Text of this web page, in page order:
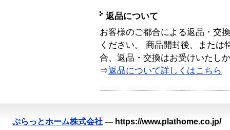
返品について
お客様のご都合による返品・交
ください。 商品開封後、または
合、返品・交換はお受けいたし
⇒返品について詳しくはこちら
ぷらっとホーム株式会社 — https://www.plathome.co.jp/